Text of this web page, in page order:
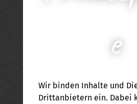
e
Wir binden Inhalte und
Drittanbietern ein. Dabei